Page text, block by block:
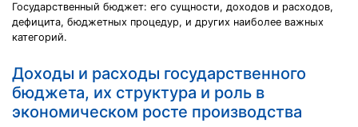
Государственный бюджет: его сущности, доходов и расходов,
дефицита, бюджетных процедур, и других наиболее важных
категорий.
Доходы и расходы государственного
бюджета, их структура и роль в
экономическом росте производства